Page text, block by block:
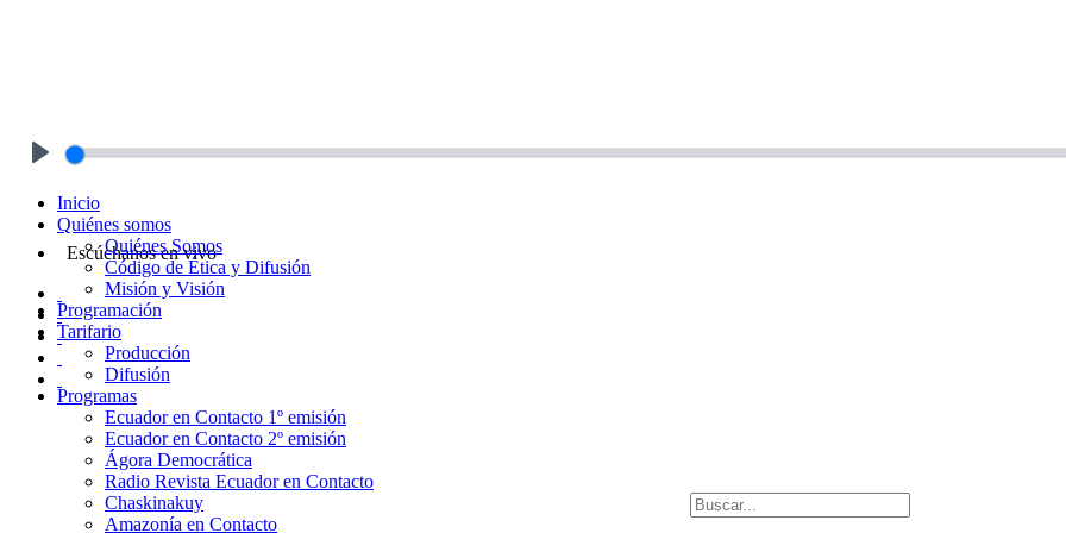
Escúchanos en vivo
Inicio
Quiénes somos
Quiénes Somos
Código de Ética y Difusión
Misión y Visión
Programación
Tarifario
Producción
Difusión
Programas
Ecuador en Contacto 1º emisión
Ecuador en Contacto 2º emisión
Ágora Democrática
Radio Revista Ecuador en Contacto
Chaskinakuy
Amazonía en Contacto